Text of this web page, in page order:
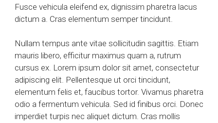
Fusce vehicula eleifend ex, dignissim pharetra lacus
dictum a. Cras elementum semper tincidunt.
Nullam tempus ante vitae sollicitudin sagittis. Etiam
mauris libero, efficitur maximus quam a, rutrum
cursus ex. Lorem ipsum dolor sit amet, consectetur
adipiscing elit. Pellentesque ut orci tincidunt,
elementum felis et, faucibus tortor. Vivamus pharetra
odio a fermentum vehicula. Sed id finibus orci. Donec
imperdiet turpis nec aliquet dictum. Cras mollis